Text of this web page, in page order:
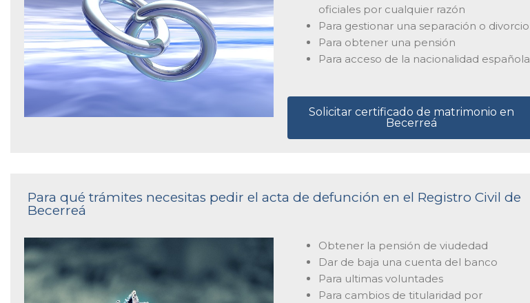
oficiales por cualquier razón
Para gestionar una separación o divorcio
Para obtener una pensión
Para acceso de la nacionalidad española
Solicitar certificado de matrimonio en
Becerreá
Para qué trámites necesitas pedir el acta de defunción en el Registro Civil de
Becerreá
Obtener la pensión de viudedad
Dar de baja una cuenta del banco
Para ultimas voluntades
Para cambios de titularidad por